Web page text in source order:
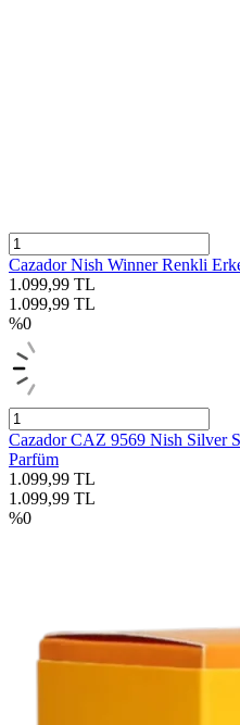
Cazador Nish Winner Renkli
1.099,99 TL
1.099,99 TL
%0
Cazador CAZ 9569 Nish Silver
Parfüm
1.099,99 TL
1.099,99 TL
%0